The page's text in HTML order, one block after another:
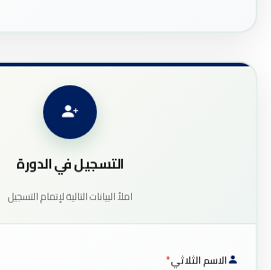
التسجيل في الدورة
املأ البيانات التالية لإتمام التسجيل
الاسم الثلاثي*